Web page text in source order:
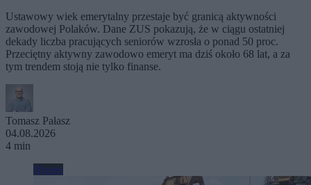
Ustawowy wiek emerytalny przestaje być granicą aktywności
zawodowej Polaków. Dane ZUS pokazują, że w ciągu ostatniej
dekady liczba pracujących seniorów wzrosła o ponad 50 proc.
Przeciętny aktywny zawodowo emeryt ma dziś około 68 lat, a za
tym trendem stoją nie tylko finanse.
Tomasz Pałasz
04.08.2026
4 min
Biznes